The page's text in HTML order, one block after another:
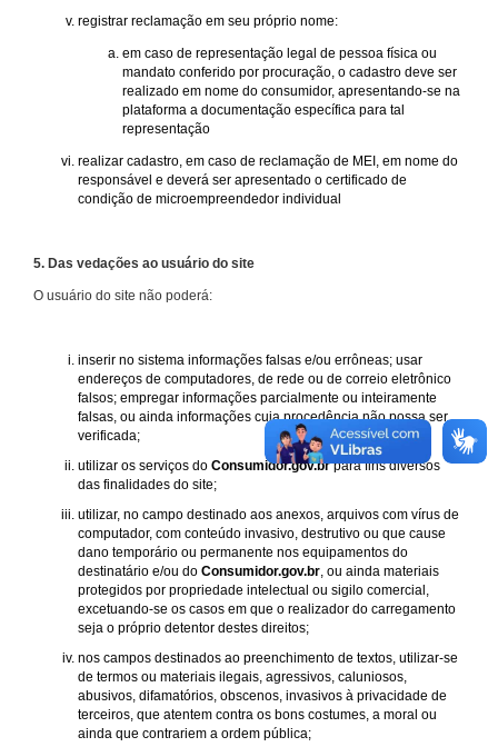
registrar reclamação em seu próprio nome:
em caso de representação legal de pessoa física ou
mandato conferido por procuração, o cadastro deve ser
realizado em nome do consumidor, apresentando-se na
plataforma a documentação específica para tal
representação
realizar cadastro, em caso de reclamação de MEI, em nome do
responsável e deverá ser apresentado o certificado de
condição de microempreendedor individual
5. Das vedações ao usuário do site
O usuário do site não poderá:
inserir no sistema informações falsas e/ou errôneas; usar
endereços de computadores, de rede ou de correio eletrônico
falsos; empregar informações parcialmente ou inteiramente
falsas, ou ainda informações cuja procedência não possa ser
verificada;
utilizar os serviços do Consumidor.gov.brpara fins diversos
das finalidades do site;
utilizar, no campo destinado aos anexos, arquivos com vírus de
computador, com conteúdo invasivo, destrutivo ou que cause
dano temporário ou permanente nos equipamentos do
destinatário e/ou do Consumidor.gov.br , ou ainda materiais
protegidos por propriedade intelectual ou sigilo comercial,
excetuando-se os casos em que o realizador do carregamento
seja o próprio detentor destes direitos;
nos campos destinados ao preenchimento de textos, utilizar-se
de termos ou materiais ilegais, agressivos, caluniosos,
abusivos, difamatórios, obscenos, invasivos à privacidade de
terceiros, que atentem contra os bons costumes, a moral ou
ainda que contrariem a ordem pública;